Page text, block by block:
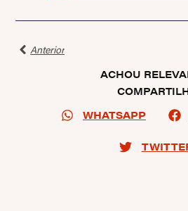
Anterior
ACHOU
WHATSAPP